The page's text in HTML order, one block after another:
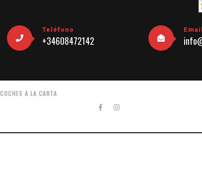
Teléfono
+34608472142
Email
COCHES A LA CARTA